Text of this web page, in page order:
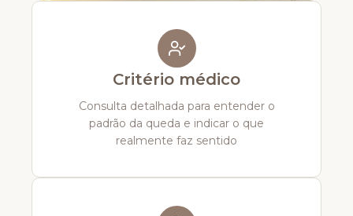
Critério médico
Consulta detalhada para entender o
padrão da queda e indicar o que
realmente faz sentido